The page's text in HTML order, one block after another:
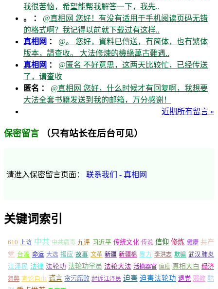
我很苦恼，希望能帮我解答一下，我先..
。 ： @真相网 您好！有没有适用于手机阅读页码无错
的格式啊？我记得以前就下载过有这样..
真相网 ： @。 您好，資料已傳送，有简体，也有繁体
版本，請查收。 大法修煉的機緣萬古難遇..
真相网 ： @匿名 不好意思，这两天比较忙，已经传送
了，请查收
匿名 ： @真相网 您好，什么时候才有回复啊，我想要
大法全套书籍发送到我的邮箱，万分感谢！
近期所有留言 »
保密留言 （只有站长在后台可见）
请進入保密留言页面： 联系我们 - 真相网
关键词索引
610 上访 中共 中共病毒 九评 习近平 传统文化 传说 信仰 修炼 健康 共产
党 台湾 命运 大选 报应 故事 文革 新疆 新疆棉 暴力 李洪志 欺骗 武汉肺炎
江泽民 法律 法轮功 法轮功学员 法轮大法 活摘器官 瘟疫 真相大白 经济
舞弊 言论自由 谎言 贪污腐败 起诉江泽民 迫害 迫害法轮功 退党 邪教 酷